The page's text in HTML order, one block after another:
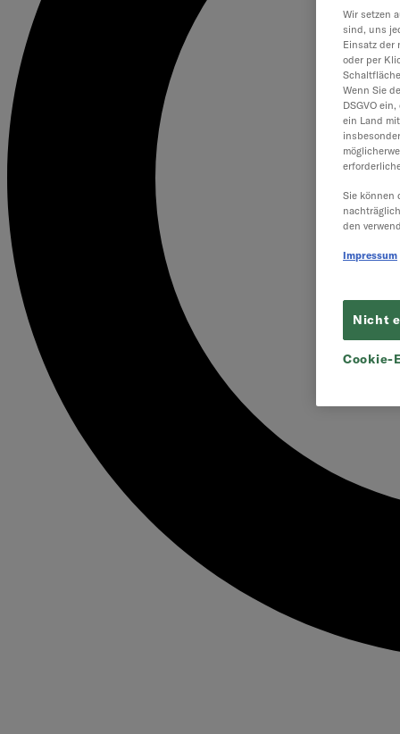
Wir setzen
sind, uns
Einsatz der
oder per
Wenn Sie
DSGVO
ein Land
Sie können
den
Impressum
Cookie-
Nicht